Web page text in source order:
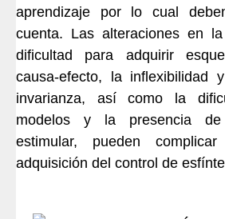
aprendizaje por lo cual
cuenta. Las alteraciones en
dificultad para adquirir
causa-efecto, la inflexibilidad
invarianza, así como la
modelos y la presencia de
estimular, pueden
adquisición del control de